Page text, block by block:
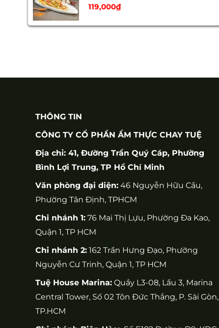
119,000₫
THÔNG TIN
CÔNG TY CỔ PHẦN ẨM THỰC CHAY TUỆ
Địa chỉ: 41, Đường Trần Quý Cáp, Phường
Bình Lợi Trung, TP Hồ Chí Minh
Văn phòng đại diện: 46 Nguyễn Hữu Cầu,
Phường Tân Định, TPHCM
Chi nhánh 1: 76 Mai Thị Lựu, Phường Đa Kao,
Quận 1, TP HCM
Chi nhánh 2: 162 Trần Hưng Đạo, Phường
Nguyễn Cư Trinh, Quận 1, TP HCM
Tuệ House Marina: Quầy L3-08, Lầu 3, Marina
Central Tower, Số 02 Tôn Đức Thắng, P. Sài Gòn,
TP.HCM